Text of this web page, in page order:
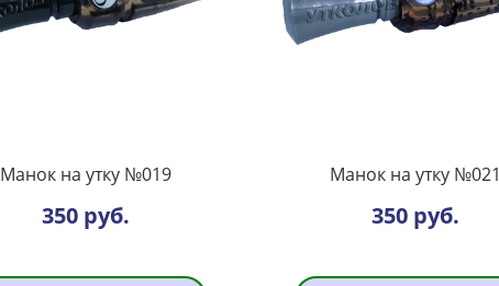
Манок на утку №019
350 руб.
Манок на утку №021
350 руб.